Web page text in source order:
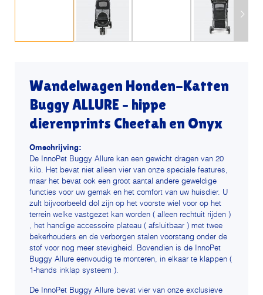
Wandelwagen Honden-Katten
Buggy ALLURE – hippe
dierenprints Cheetah en Onyx
Omschrijving:
De InnoPet Buggy Allure kan een gewicht dragen van 20
kilo. Het bevat niet alleen vier van onze speciale features,
maar het bevat ook een groot aantal andere geweldige
functies voor uw gemak en het comfort van uw huisdier. U
zult bijvoorbeeld dol zijn op het voorste wiel voor op het
terrein welke vastgezet kan worden ( alleen rechtuit rijden )
, het handige accessoire plateau ( afsluitbaar ) met twee
bekerhouders en de verborgen stalen voorstang onder de
stof voor nog meer stevigheid. Bovendien is de InnoPet
Buggy Allure eenvoudig te monteren, in elkaar te klappen (
1-hands inklap systeem ).
De InnoPet Buggy Allure bevat vier van onze exclusieve